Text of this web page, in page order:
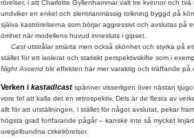
rörelser, i att Charlotte Gyllenhammar valt tre kvinnor och
undviker en enkel och slentrianmässig tolkning byggd på
själva kaströrelserna som börjar aggressivt och avslutas på
ömhet när modellens huvud innesluts i gipset.
Castutstrålar smärta men också skönhet och styrka på
stället för ett isolerat och statiskt perspektivskifte som i
Night Ascendblir effekten här mer varaktig och träffande på
Verken ikastad/cast spänner visserligen över nästan
vore fel att kalla det en retrospektiv. Dels är de flesta av
allt för att utställningen, i stället för något avslutat, pekar
högsta grad fortfarande pågår – kanske inte så mycket
oregelbundna cirkelrörelser.